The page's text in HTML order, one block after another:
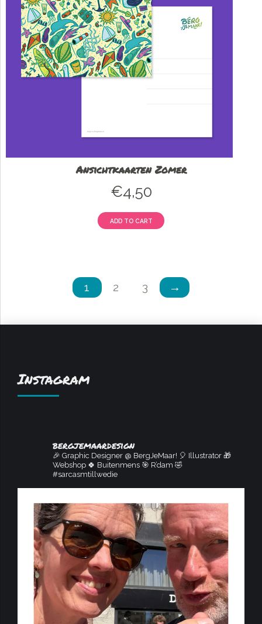
Ansichtkaarten Zomer
€4,50
ADD TO CART
1 2 3 →
Instagram
bergjemaardesign
🎉 Graphic Designer @ BergJeMaar! 🎈 Illustrator 🎁
Webshop 🍀 Buitenmens 🎯 R’dam 🤣
#sarcasmtillwedie